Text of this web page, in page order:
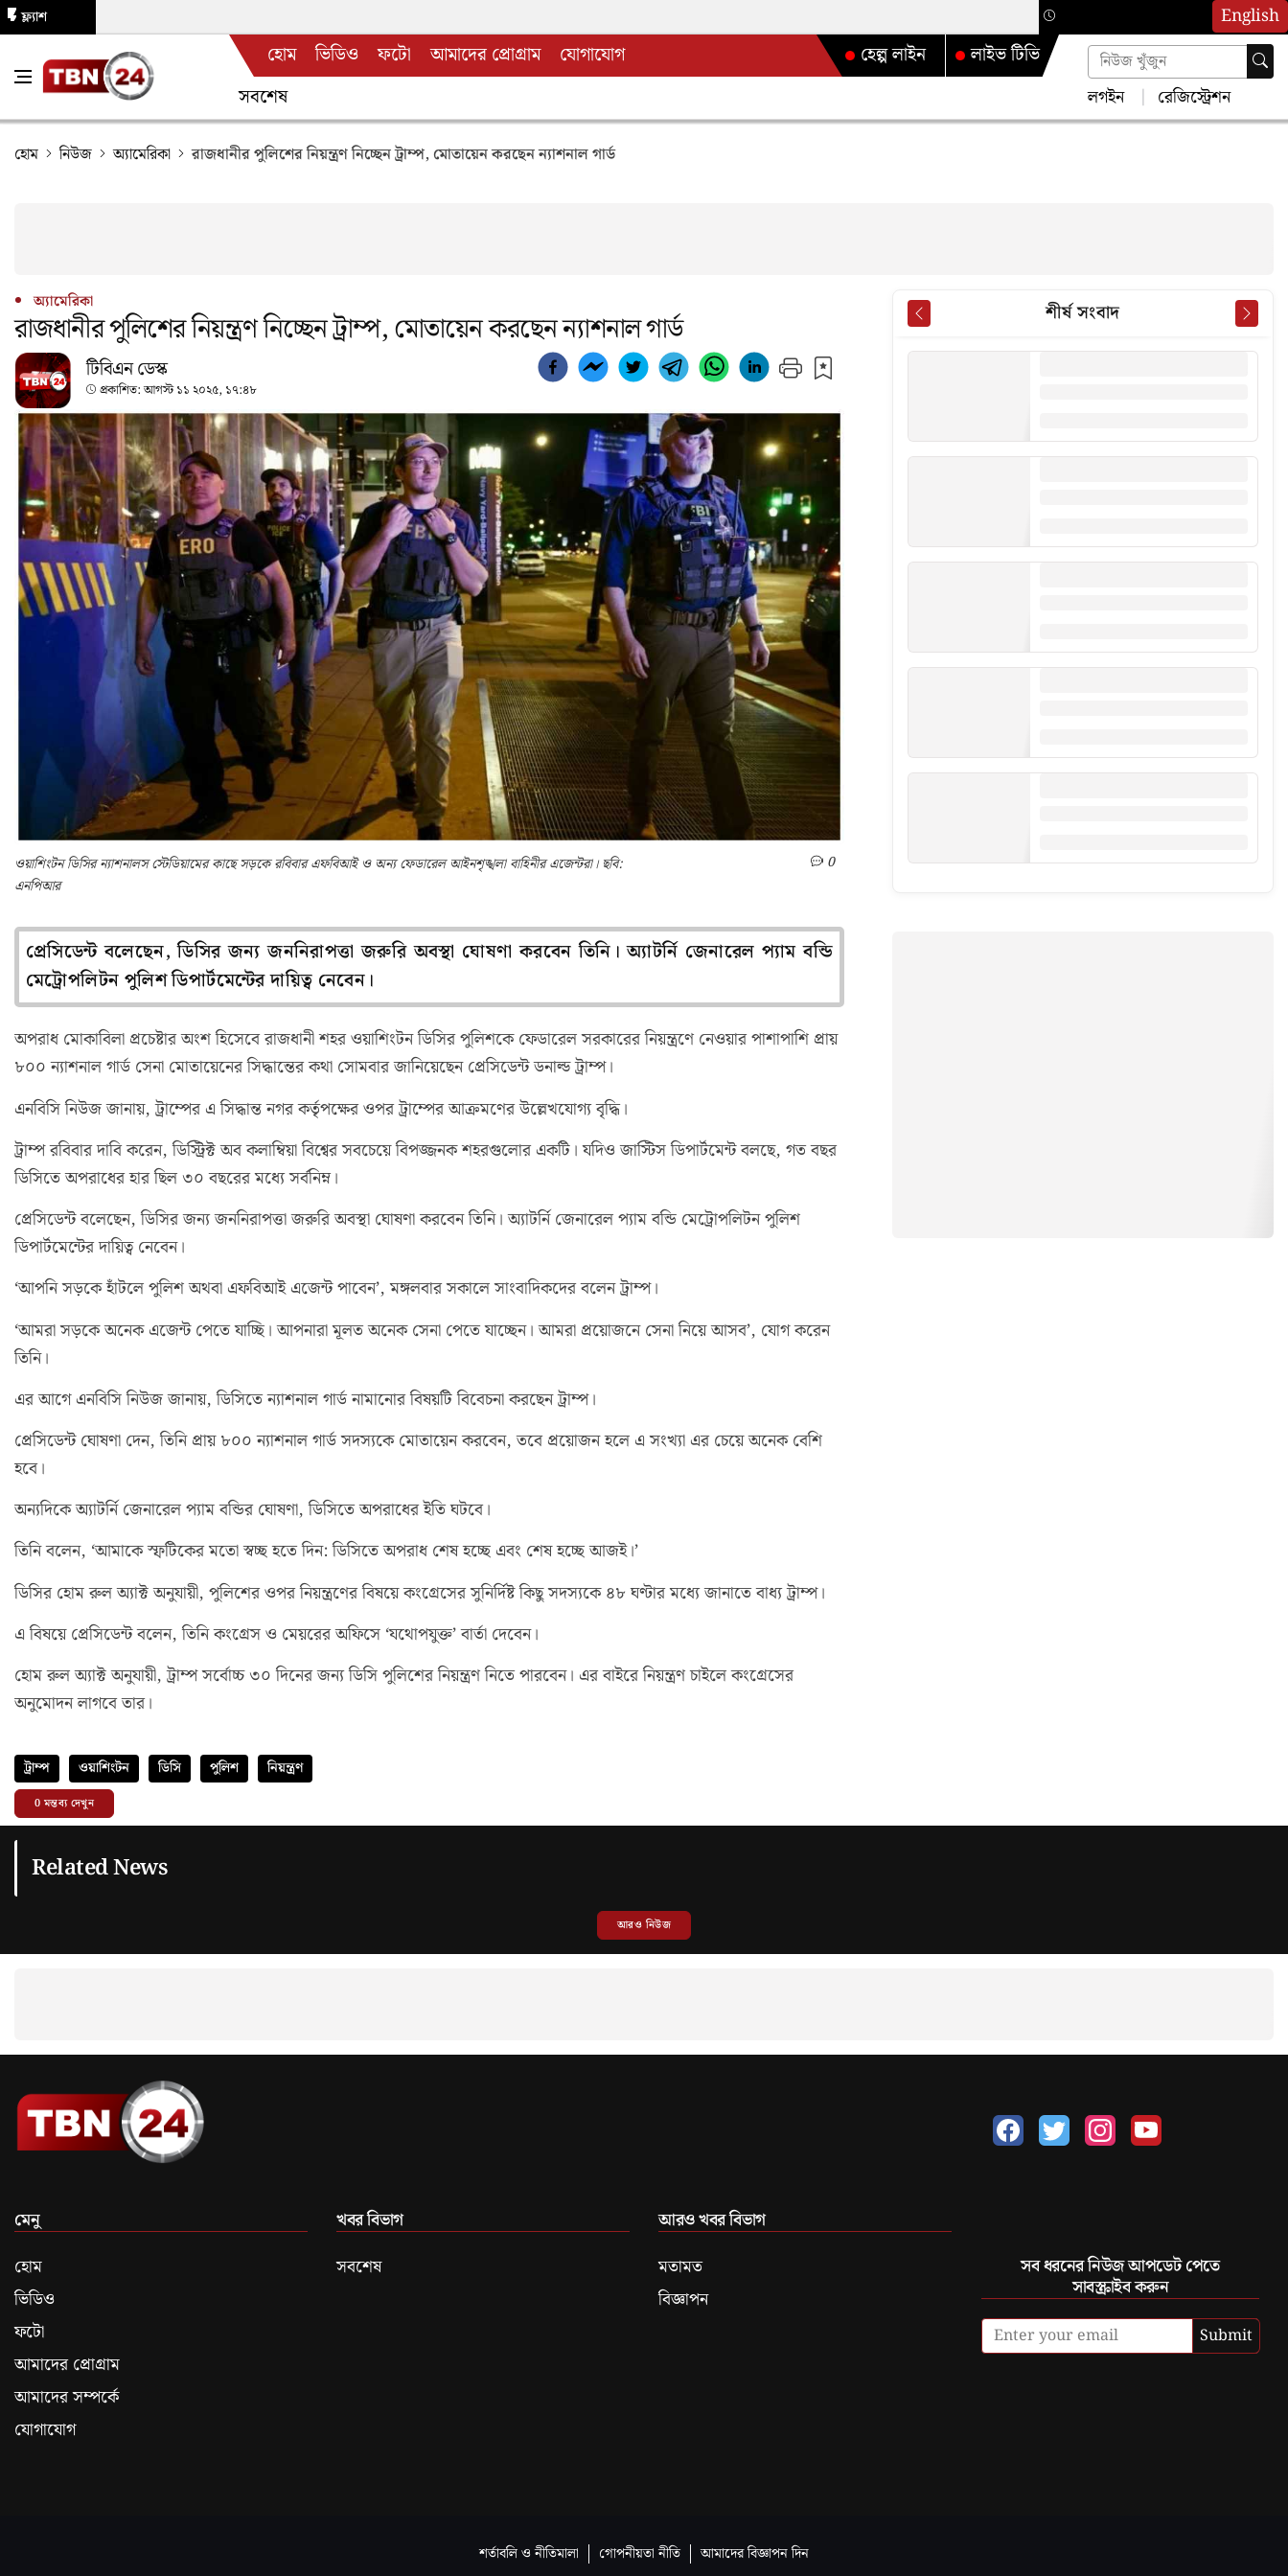
English
ফ্ল্যাশ
হোম ভিডিও ফটো আমাদের প্রোগ্রাম যোগাযোগ লাইভ টিভি
হেল্প লাইন
সবশেষ
লগইন রেজিস্ট্রেশন
হোম নিউজ অ্যামেরিকা রাজধানীর পুলিশের নিয়ন্ত্রণ নিচ্ছেন ট্রাম্প, মোতায়েন করছেন ন্যাশনাল গার্ড
অ্যামেরিকা
রাজধানীর পুলিশের নিয়ন্ত্রণ নিচ্ছেন ট্রাম্প, মোতায়েন করছেন ন্যাশনাল গার্ড
টিবিএন ডেস্ক
প্রকাশিত:আগস্ট ১১ ২০২৫, ১৭:৪৮
ওয়াশিংটন ডিসির ন্যাশনালস স্টেডিয়ামের কাছে সড়কে রবিবার এফবিআই ও অন্য ফেডারেল আইনশৃঙ্খলা বাহিনীর এজেন্টরা। ছবি:
এনপিআর
0
প্রেসিডেন্ট বলেছেন, ডিসির জন্য জননিরাপত্তা জরুরি অবস্থা ঘোষণা করবেন তিনি। অ্যাটর্নি জেনারেল প্যাম বন্ডি
মেট্রোপলিটন পুলিশ ডিপার্টমেন্টের দায়িত্ব নেবেন।
অপরাধ মোকাবিলা প্রচেষ্টার অংশ হিসেবে রাজধানী শহর ওয়াশিংটন ডিসির পুলিশকে ফেডারেল সরকারের নিয়ন্ত্রণে নেওয়ার পাশাপাশি প্রায়
৮০০ ন্যাশনাল গার্ড সেনা মোতায়েনের সিদ্ধান্তের কথা সোমবার জানিয়েছেন প্রেসিডেন্ট ডনাল্ড ট্রাম্প।
এনবিসি নিউজ জানায়, ট্রাম্পের এ সিদ্ধান্ত নগর কর্তৃপক্ষের ওপর ট্রাম্পের আক্রমণের উল্লেখযোগ্য বৃদ্ধি।
ট্রাম্প রবিবার দাবি করেন, ডিস্ট্রিক্ট অব কলাম্বিয়া বিশ্বের সবচেয়ে বিপজ্জনক শহরগুলোর একটি। যদিও জাস্টিস ডিপার্টমেন্ট বলছে, গত বছর
ডিসিতে অপরাধের হার ছিল ৩০ বছরের মধ্যে সর্বনিম্ন।
প্রেসিডেন্ট বলেছেন, ডিসির জন্য জননিরাপত্তা জরুরি অবস্থা ঘোষণা করবেন তিনি। অ্যাটর্নি জেনারেল প্যাম বন্ডি মেট্রোপলিটন পুলিশ
ডিপার্টমেন্টের দায়িত্ব নেবেন।
‘আপনি সড়কে হাঁটলে পুলিশ অথবা এফবিআই এজেন্ট পাবেন’, মঙ্গলবার সকালে সাংবাদিকদের বলেন ট্রাম্প।
‘আমরা সড়কে অনেক এজেন্ট পেতে যাচ্ছি। আপনারা মূলত অনেক সেনা পেতে যাচ্ছেন। আমরা প্রয়োজনে সেনা নিয়ে আসব’, যোগ করেন
তিনি।
এর আগে এনবিসি নিউজ জানায়, ডিসিতে ন্যাশনাল গার্ড নামানোর বিষয়টি বিবেচনা করছেন ট্রাম্প।
প্রেসিডেন্ট ঘোষণা দেন, তিনি প্রায় ৮০০ ন্যাশনাল গার্ড সদস্যকে মোতায়েন করবেন, তবে প্রয়োজন হলে এ সংখ্যা এর চেয়ে অনেক বেশি
হবে।
অন্যদিকে অ্যাটর্নি জেনারেল প্যাম বন্ডির ঘোষণা, ডিসিতে অপরাধের ইতি ঘটবে।
তিনি বলেন, ‘আমাকে স্ফটিকের মতো স্বচ্ছ হতে দিন: ডিসিতে অপরাধ শেষ হচ্ছে এবং শেষ হচ্ছে আজই।’
ডিসির হোম রুল অ্যাক্ট অনুযায়ী, পুলিশের ওপর নিয়ন্ত্রণের বিষয়ে কংগ্রেসের সুনির্দিষ্ট কিছু সদস্যকে ৪৮ ঘণ্টার মধ্যে জানাতে বাধ্য ট্রাম্প।
এ বিষয়ে প্রেসিডেন্ট বলেন, তিনি কংগ্রেস ও মেয়রের অফিসে ‘যথোপযুক্ত’ বার্তা দেবেন।
হোম রুল অ্যাক্ট অনুযায়ী, ট্রাম্প সর্বোচ্চ ৩০ দিনের জন্য ডিসি পুলিশের নিয়ন্ত্রণ নিতে পারবেন। এর বাইরে নিয়ন্ত্রণ চাইলে কংগ্রেসের
অনুমোদন লাগবে তার।
ট্রাম্প ওয়াশিংটন ডিসি পুলিশ নিয়ন্ত্রণ
0মন্তব্য দেখুন
শীর্ষ সংবাদ
Related News
আরও নিউজ
মেনু
হোম
ভিডিও
ফটো
আমাদের প্রোগ্রাম
আমাদের সম্পর্কে
যোগাযোগ
খবর বিভাগ
সবশেষ
আরও খবর বিভাগ
মতামত
বিজ্ঞাপন
সব ধরনের নিউজ আপডেট পেতে
সাবস্ক্রাইব করুন
Submit
শর্তাবলি ও নীতিমালা গোপনীয়তা নীতি আমাদের বিজ্ঞাপন দিন